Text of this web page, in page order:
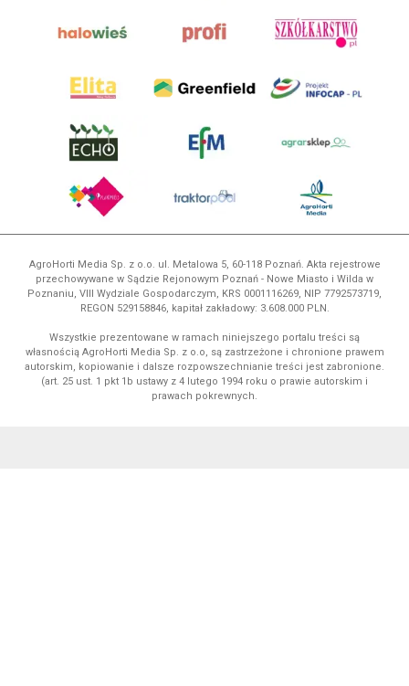
AgroHorti Media Sp. z o.o. ul. Metalowa 5, 60-118 Poznań. Akta rejestrowe
przechowywane w Sądzie Rejonowym Poznań - Nowe Miasto i Wilda w
Poznaniu, VIII Wydziale Gospodarczym, KRS 0001116269, NIP 7792573719,
REGON 529158846, kapitał zakładowy: 3.608.000 PLN.
Wszystkie prezentowane w ramach niniejszego portalu treści są
własnością AgroHorti Media Sp. z o.o, są zastrzeżone i chronione prawem
autorskim, kopiowanie i dalsze rozpowszechnianie treści jest zabronione.
(art. 25 ust. 1 pkt 1b ustawy z 4 lutego 1994 roku o prawie autorskim i
prawach pokrewnych.